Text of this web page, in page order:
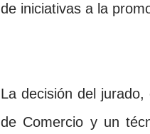
de iniciativas a la
La decisión del
de Comercio y un